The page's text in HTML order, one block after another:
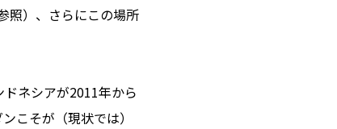
照）、さらにこの場所
ネシアが2011年から
こそが（現状では）